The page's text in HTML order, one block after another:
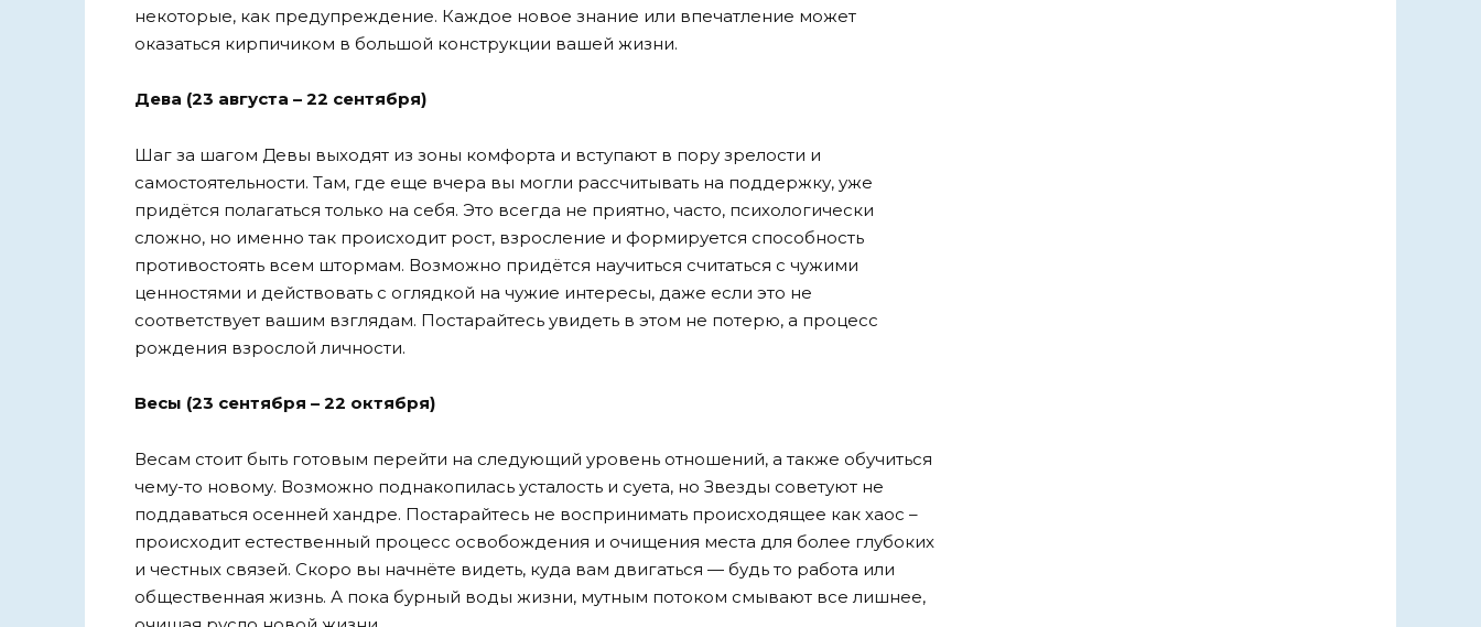
некоторые, как предупреждение. Каждое новое знание или впечатление может
оказаться кирпичиком в большой конструкции вашей жизни.
Дева (23 августа – 22 сентября)
Шаг за шагом Девы выходят из зоны комфорта и вступают в пору зрелости и
самостоятельности. Там, где еще вчера вы могли рассчитывать на поддержку, уже
придётся полагаться только на себя. Это всегда не приятно, часто, психологически
сложно, но именно так происходит рост, взросление и формируется способность
противостоять всем штормам. Возможно придётся научиться считаться с чужими
ценностями и действовать с оглядкой на чужие интересы, даже если это не
соответствует вашим взглядам. Постарайтесь увидеть в этом не потерю, а процесс
рождения взрослой личности.
Весы (23 сентября – 22 октября)
Весам стоит быть готовым перейти на следующий уровень отношений, а также обучиться
чему-то новому. Возможно поднакопилась усталость и суета, но Звезды советуют не
поддаваться осенней хандре. Постарайтесь не воспринимать происходящее как хаос –
происходит естественный процесс освобождения и очищения места для более глубоких
и честных связей. Скоро вы начнёте видеть, куда вам двигаться — будь то работа или
общественная жизнь. А пока бурный воды жизни, мутным потоком смывают все лишнее,